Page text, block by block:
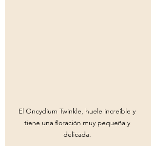
El Oncydium Twinkle, huele increíble y
tiene una floración muy pequeña y
delicada.